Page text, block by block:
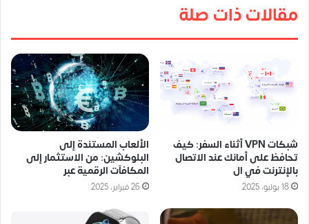
مقالات ذات صلة
شبكات VPN أثناء السفر: كيف
تحافظ على أمانك عند الاتصال
بالإنترنت في ال
18 يوليو، 2025
الألعاب المستندة إلى
البلوكشين: من الاستثمار إلى
المكافآت الرقمية عبر
26 فبراير، 2025